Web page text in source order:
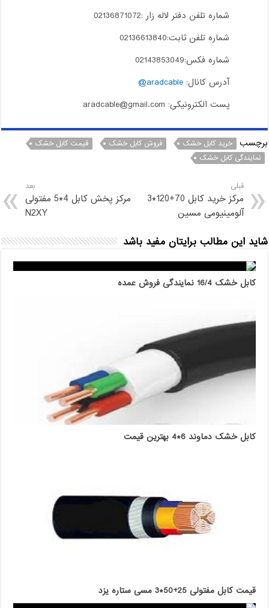
شماره تلفن دفتر لاله زار :02136871072
شماره تلفن ثابت:02136613840
شماره فکس:02143853049
آدرس کانال:aradcable@
پست الکترونیکی: aradcable@gmail.com
برچسب خرید کابل خشک فروش کابل خشک
قیمت کابل خشک
نمایندگی کابل خشک
قبلی
مرکز خرید کابل 70+120*3
آلومینیومی مسین
بعد
مرکز پخش کابل 4*5 مفتولی
N2XY
شاید این مطالب برایتان مفید باشد
کابل خشک 16/4 نمایندگی فروش عمده
کابل خشک دماوند 6*4 بهترین قیمت
قیمت کابل مفتولی 25+50*3 مسی ستاره یزد